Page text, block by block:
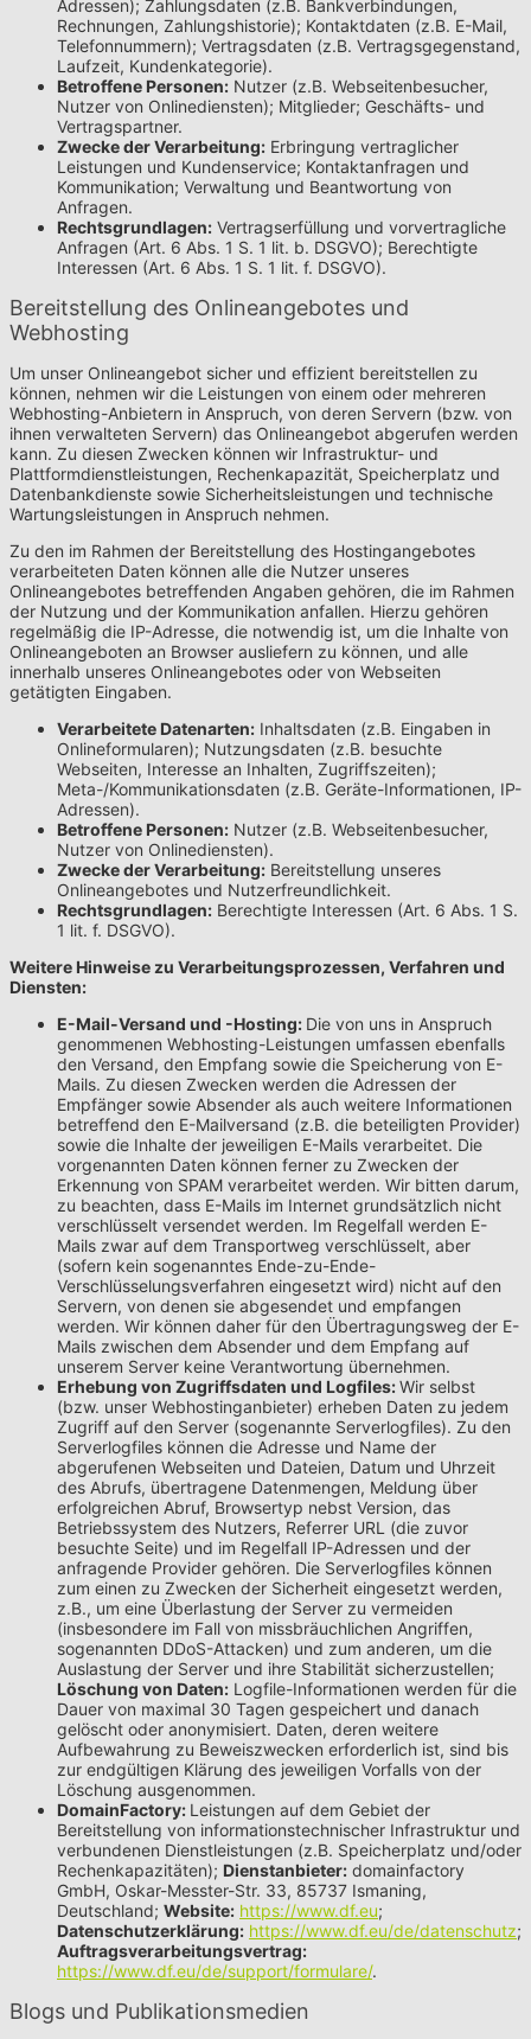
Adressen); Zahlungsdaten (z.B. Bankverbindungen,
Rechnungen, Zahlungshistorie); Kontaktdaten (z.B. E-Mail,
Telefonnummern); Vertragsdaten (z.B. Vertragsgegenstand,
Laufzeit, Kundenkategorie).
Betroffene Personen: Nutzer (z.B. Webseitenbesucher,
Nutzer von Onlinediensten); Mitglieder; Geschäfts- und
Vertragspartner.
Zwecke der Verarbeitung: Erbringung vertraglicher
Leistungen und Kundenservice; Kontaktanfragen und
Kommunikation; Verwaltung und Beantwortung von
Anfragen.
Rechtsgrundlagen: Vertragserfüllung und vorvertragliche
Anfragen (Art. 6 Abs. 1 S. 1 lit. b. DSGVO); Berechtigte
Interessen (Art. 6 Abs. 1 S. 1 lit. f. DSGVO).
Bereitstellung des Onlineangebotes und
Webhosting
Um unser Onlineangebot sicher und effizient bereitstellen zu
können, nehmen wir die Leistungen von einem oder mehreren
Webhosting-Anbietern in Anspruch, von deren Servern (bzw. von
ihnen verwalteten Servern) das Onlineangebot abgerufen werden
kann. Zu diesen Zwecken können wir Infrastruktur- und
Plattformdienstleistungen, Rechenkapazität, Speicherplatz und
Datenbankdienste sowie Sicherheitsleistungen und technische
Wartungsleistungen in Anspruch nehmen.
Zu den im Rahmen der Bereitstellung des Hostingangebotes
verarbeiteten Daten können alle die Nutzer unseres
Onlineangebotes betreffenden Angaben gehören, die im Rahmen
der Nutzung und der Kommunikation anfallen. Hierzu gehören
regelmäßig die IP-Adresse, die notwendig ist, um die Inhalte von
Onlineangeboten an Browser ausliefern zu können, und alle
innerhalb unseres Onlineangebotes oder von Webseiten
getätigten Eingaben.
Verarbeitete Datenarten: Inhaltsdaten (z.B. Eingaben in
Onlineformularen); Nutzungsdaten (z.B. besuchte
Webseiten, Interesse an Inhalten, Zugriffszeiten);
Meta-/Kommunikationsdaten (z.B. Geräte-Informationen, IP-
Adressen).
Betroffene Personen: Nutzer (z.B. Webseitenbesucher,
Nutzer von Onlinediensten).
Zwecke der Verarbeitung: Bereitstellung unseres
Onlineangebotes und Nutzerfreundlichkeit.
Rechtsgrundlagen: Berechtigte Interessen (Art. 6 Abs. 1 S.
1 lit. f. DSGVO).
Weitere Hinweise zu Verarbeitungsprozessen, Verfahren und
Diensten:
E-Mail-Versand und -Hosting: Die von uns in Anspruch
genommenen Webhosting-Leistungen umfassen ebenfalls
den Versand, den Empfang sowie die Speicherung von E-
Mails. Zu diesen Zwecken werden die Adressen der
Empfänger sowie Absender als auch weitere Informationen
betreffend den E-Mailversand (z.B. die beteiligten Provider)
sowie die Inhalte der jeweiligen E-Mails verarbeitet. Die
vorgenannten Daten können ferner zu Zwecken der
Erkennung von SPAM verarbeitet werden. Wir bitten darum,
zu beachten, dass E-Mails im Internet grundsätzlich nicht
verschlüsselt versendet werden. Im Regelfall werden E-
Mails zwar auf dem Transportweg verschlüsselt, aber
(sofern kein sogenanntes Ende-zu-Ende-
Verschlüsselungsverfahren eingesetzt wird) nicht auf den
Servern, von denen sie abgesendet und empfangen
werden. Wir können daher für den Übertragungsweg der E-
Mails zwischen dem Absender und dem Empfang auf
unserem Server keine Verantwortung übernehmen.
Erhebung von Zugriffsdaten und Logfiles:Wir selbst
(bzw. unser Webhostinganbieter) erheben Daten zu jedem
Zugriff auf den Server (sogenannte Serverlogfiles). Zu den
Serverlogfiles können die Adresse und Name der
abgerufenen Webseiten und Dateien, Datum und Uhrzeit
des Abrufs, übertragene Datenmengen, Meldung über
erfolgreichen Abruf, Browsertyp nebst Version, das
Betriebssystem des Nutzers, Referrer URL (die zuvor
besuchte Seite) und im Regelfall IP-Adressen und der
anfragende Provider gehören. Die Serverlogfiles können
zum einen zu Zwecken der Sicherheit eingesetzt werden,
z.B., um eine Überlastung der Server zu vermeiden
(insbesondere im Fall von missbräuchlichen Angriffen,
sogenannten DDoS-Attacken) und zum anderen, um die
Auslastung der Server und ihre Stabilität sicherzustellen;
Löschung von Daten: Logfile-Informationen werden für die
Dauer von maximal 30 Tagen gespeichert und danach
gelöscht oder anonymisiert. Daten, deren weitere
Aufbewahrung zu Beweiszwecken erforderlich ist, sind bis
zur endgültigen Klärung des jeweiligen Vorfalls von der
Löschung ausgenommen.
DomainFactory: Leistungen auf dem Gebiet der
Bereitstellung von informationstechnischer Infrastruktur und
verbundenen Dienstleistungen (z.B. Speicherplatz und/oder
Rechenkapazitäten); Dienstanbieter: domainfactory
GmbH, Oskar-Messter-Str. 33, 85737 Ismaning,
Deutschland; Website: https://www.df.eu;
Datenschutzerklärung: https://www.df.eu/de/datenschutz;
Auftragsverarbeitungsvertrag:
https://www.df.eu/de/support/formulare/.
Blogs und Publikationsmedien